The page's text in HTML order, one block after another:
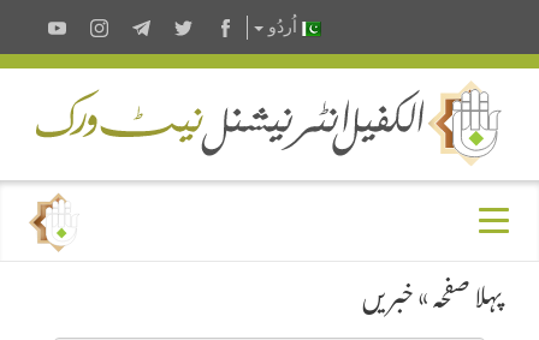
اُردُو
پہلا صفحہ»خبریں